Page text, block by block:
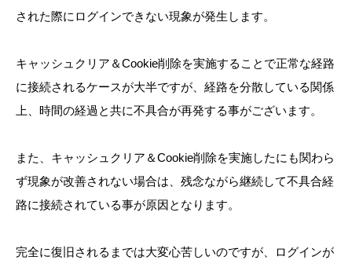
された際にログインできない現象が発生します。
キャッシュクリア＆Cookie削除を実施することで正常な経路
に接続されるケースが大半ですが、経路を分散している関係
上、時間の経過と共に不具合が再発する事がございます。
また、キャッシュクリア＆Cookie削除を実施したにも関わら
ず現象が改善されない場合は、残念ながら継続して不具合経
路に接続されている事が原因となります。
完全に復旧されるまでは大変心苦しいのですが、ログインが